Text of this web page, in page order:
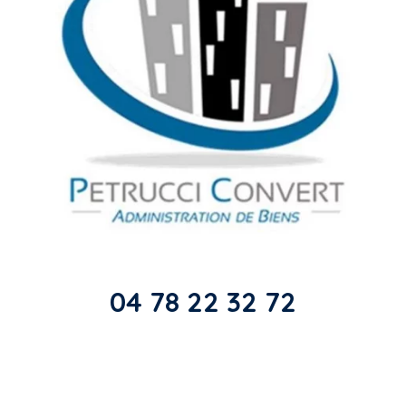
04 78 22 32 72